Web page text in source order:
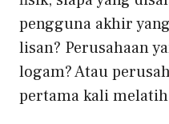
pengguna akhir
lisan? Perusahaan
logam? Atau
pertama kali